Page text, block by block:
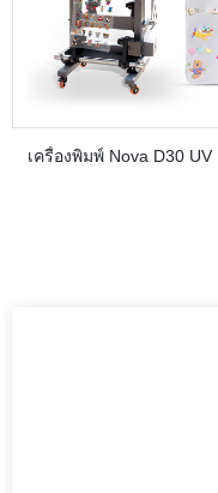
เครื่องพิมพ์ Nova D30 UV